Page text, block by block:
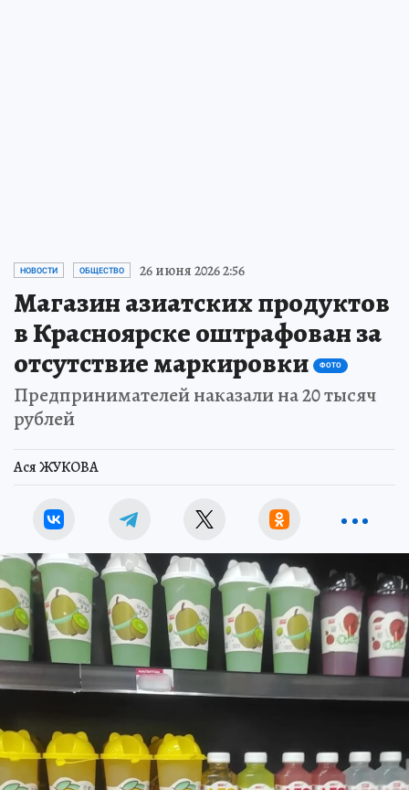
НОВОСТИ ОБЩЕСТВО 26 июня 2026 2:56
Магазин азиатских продуктов
в Красноярске оштрафован за
отсутствие маркировки
ФОТО
Предпринимателей наказали на 20 тысяч
рублей
Ася ЖУКОВА